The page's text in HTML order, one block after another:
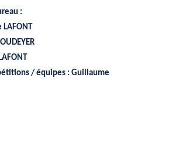
:
/ équipes : Guillaume